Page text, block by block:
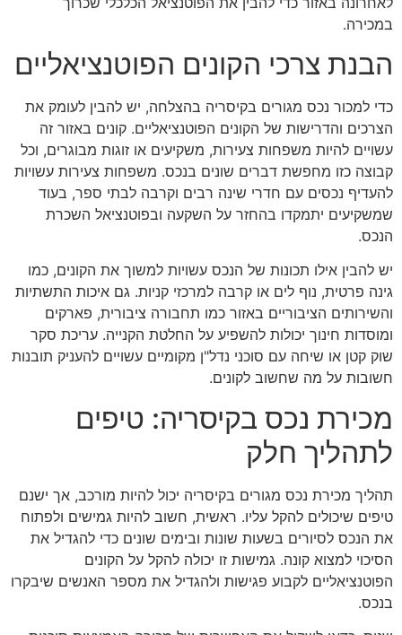
במכירה.
הבנת צרכי הקונים הפוטנציאליים
כדי למכור נכס מגורים בקיסריה בהצלחה, יש להבין לעומק את
הצרכים והדרישות של הקונים הפוטנציאליים. קונים באזור זה
עשויים להיות משפחות צעירות, משקיעים או זוגות מבוגרים, וכל
קבוצה כזו מחפשת דברים שונים בנכס. משפחות צעירות עשויות
להעדיף נכסים עם חדרי שינה רבים וקרבה לבתי ספר, בעוד
שמשקיעים יתמקדו בהחזר על השקעה ובפוטנציאל השכרת
הנכס.
יש להבין אילו תכונות של הנכס עשויות למשוך את הקונים, כמו
גינה פרטית, נוף לים או קרבה למרכזי קניות. גם איכות התשתיות
והשירותים הציבוריים באזור כמו תחבורה ציבורית, פארקים
ומוסדות חינוך יכולות להשפיע על החלטת הקנייה. עריכת סקר
שוק קטן או שיחה עם סוכני נדל"ן מקומיים עשויים להעניק תובנות
חשובות על מה שחשוב לקונים.
מכירת נכס בקיסריה: טיפים
לתהליך חלק
תהליך מכירת נכס מגורים בקיסריה יכול להיות מורכב, אך ישנם
טיפים שיכולים להקל עליו. ראשית, חשוב להיות גמישים ולפתוח
את הנכס לסיורים בשעות שונות ובימים שונים כדי להגדיל את
הסיכוי למצוא קונה. גמישות זו יכולה להקל על הקונים
הפוטנציאליים לקבוע פגישות ולהגדיל את מספר האנשים שיבקרו
בנכס.